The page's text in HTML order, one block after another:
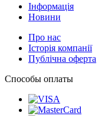
Інформація
Новини
Про нас
Історія компанії
Публічна оферта
Способы оплаты